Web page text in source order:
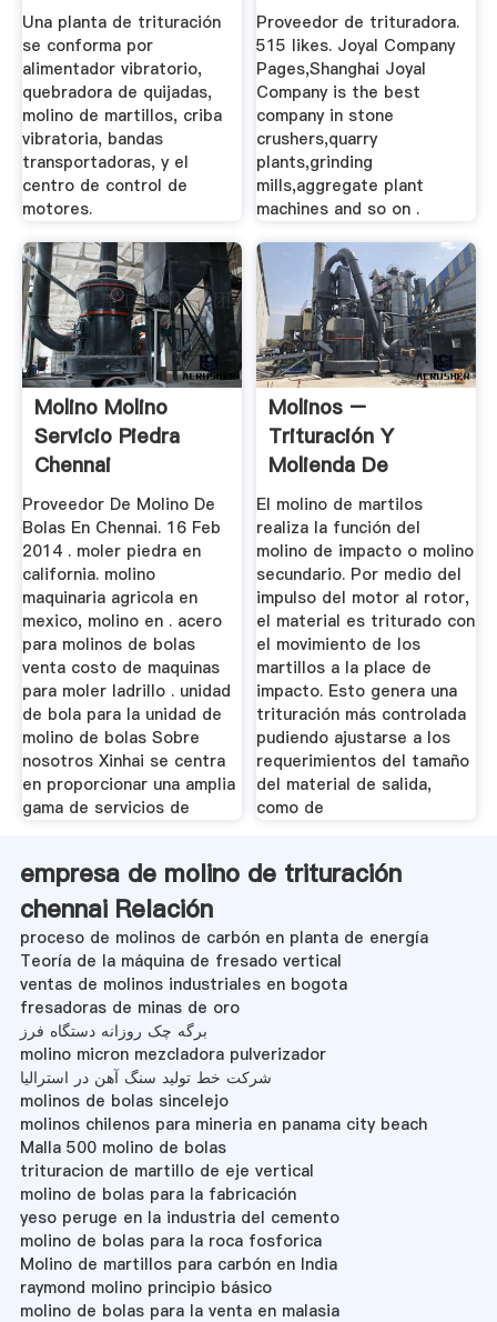
Una planta de trituración
se conforma por
alimentador vibratorio,
quebradora de quijadas,
molino de martillos, criba
vibratoria, bandas
transportadoras, y el
centro de control de
motores.
Proveedor de trituradora.
515 likes. Joyal Company
Pages,Shanghai Joyal
Company is the best
company in stone
crushers,quarry
plants,grinding
mills,aggregate plant
machines and so on .
Molino Molino
Servicio Piedra
Chennai
Proveedor De Molino De
Bolas En Chennai. 16 Feb
2014 . moler piedra en
california. molino
maquinaria agricola en
mexico, molino en . acero
para molinos de bolas
venta costo de maquinas
para moler ladrillo . unidad
de bola para la unidad de
molino de bolas Sobre
nosotros Xinhai se centra
en proporcionar una amplia
gama de servicios de
Molinos –
Trituración Y
Molienda De
El molino de martilos
realiza la función del
molino de impacto o molino
secundario. Por medio del
impulso del motor al rotor,
el material es triturado con
el movimiento de los
martillos a la place de
impacto. Esto genera una
trituración más controlada
pudiendo ajustarse a los
requerimientos del tamaño
del material de salida,
como de
empresa de molino de trituración
chennai Relación
proceso de molinos de carbón en planta de energía
Teoría de la máquina de fresado vertical
ventas de molinos industriales en bogota
fresadoras de minas de oro
برگه چک روزانه دستگاه فرز
molino micron mezcladora pulverizador
شرکت خط تولید سنگ آهن در استرالیا
molinos de bolas sincelejo
molinos chilenos para mineria en panama city beach
Malla 500 molino de bolas
trituracion de martillo de eje vertical
molino de bolas para la fabricación
yeso peruge en la industria del cemento
molino de bolas para la roca fosforica
Molino de martillos para carbón en India
raymond molino principio básico
molino de bolas para la venta en malasia